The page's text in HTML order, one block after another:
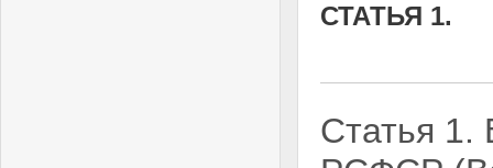
СТАТЬЯ 1.
Статья 1.